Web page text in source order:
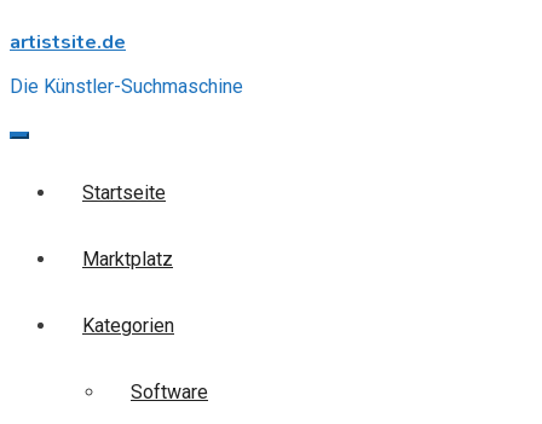
to
artistsite.de
Die Künstler-Suchmaschine
Startseite
Marktplatz
Kategorien
Software